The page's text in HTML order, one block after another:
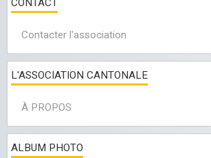
CONTACT
Contacter l'association
L'ASSOCIATION CANTONALE
À PROPOS
ALBUM PHOTO